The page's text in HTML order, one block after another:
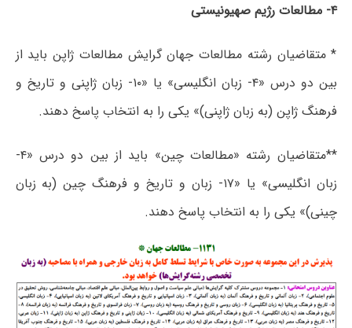
۴- مطالعات رژیم صهیونیستی
* متقاضیان رشته مطالعات جهان گرایش مطالعات ژاپن باید از
بین دو درس «۴- زبان انگلیسی» یا «۱۰- زبان ژاپنی و تاریخ و
فرهنگ ژاپن (به زبان ژاپنی)» یکی را به انتخاب پاسخ دهند.
**متقاضیان رشته «مطالعات چین» باید از بین دو درس « ۴-
زبان انگلیسی
» یا «۱۷- زبان و تاریخ و فرهنگ چین (به زبان
چینی)» یکی را به انتخاب پاسخ دهند.